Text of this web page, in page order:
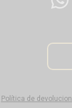
Política de